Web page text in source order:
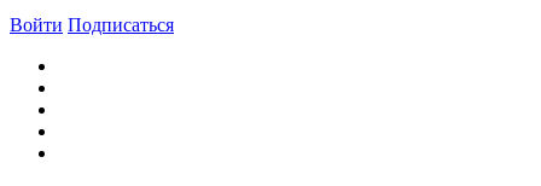
Войти Подписаться